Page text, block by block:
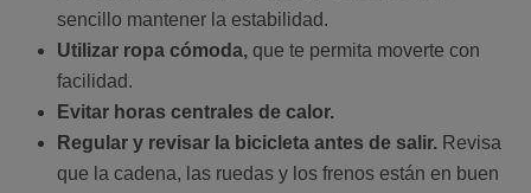
sencillo mantener la estabilidad.
Utilizar ropa cómoda, que te permita moverte con
facilidad.
Evitar horas centrales de calor.
Regular y revisar la bicicleta antes de salir. Revisa
que la cadena, las ruedas y los frenos están en buen